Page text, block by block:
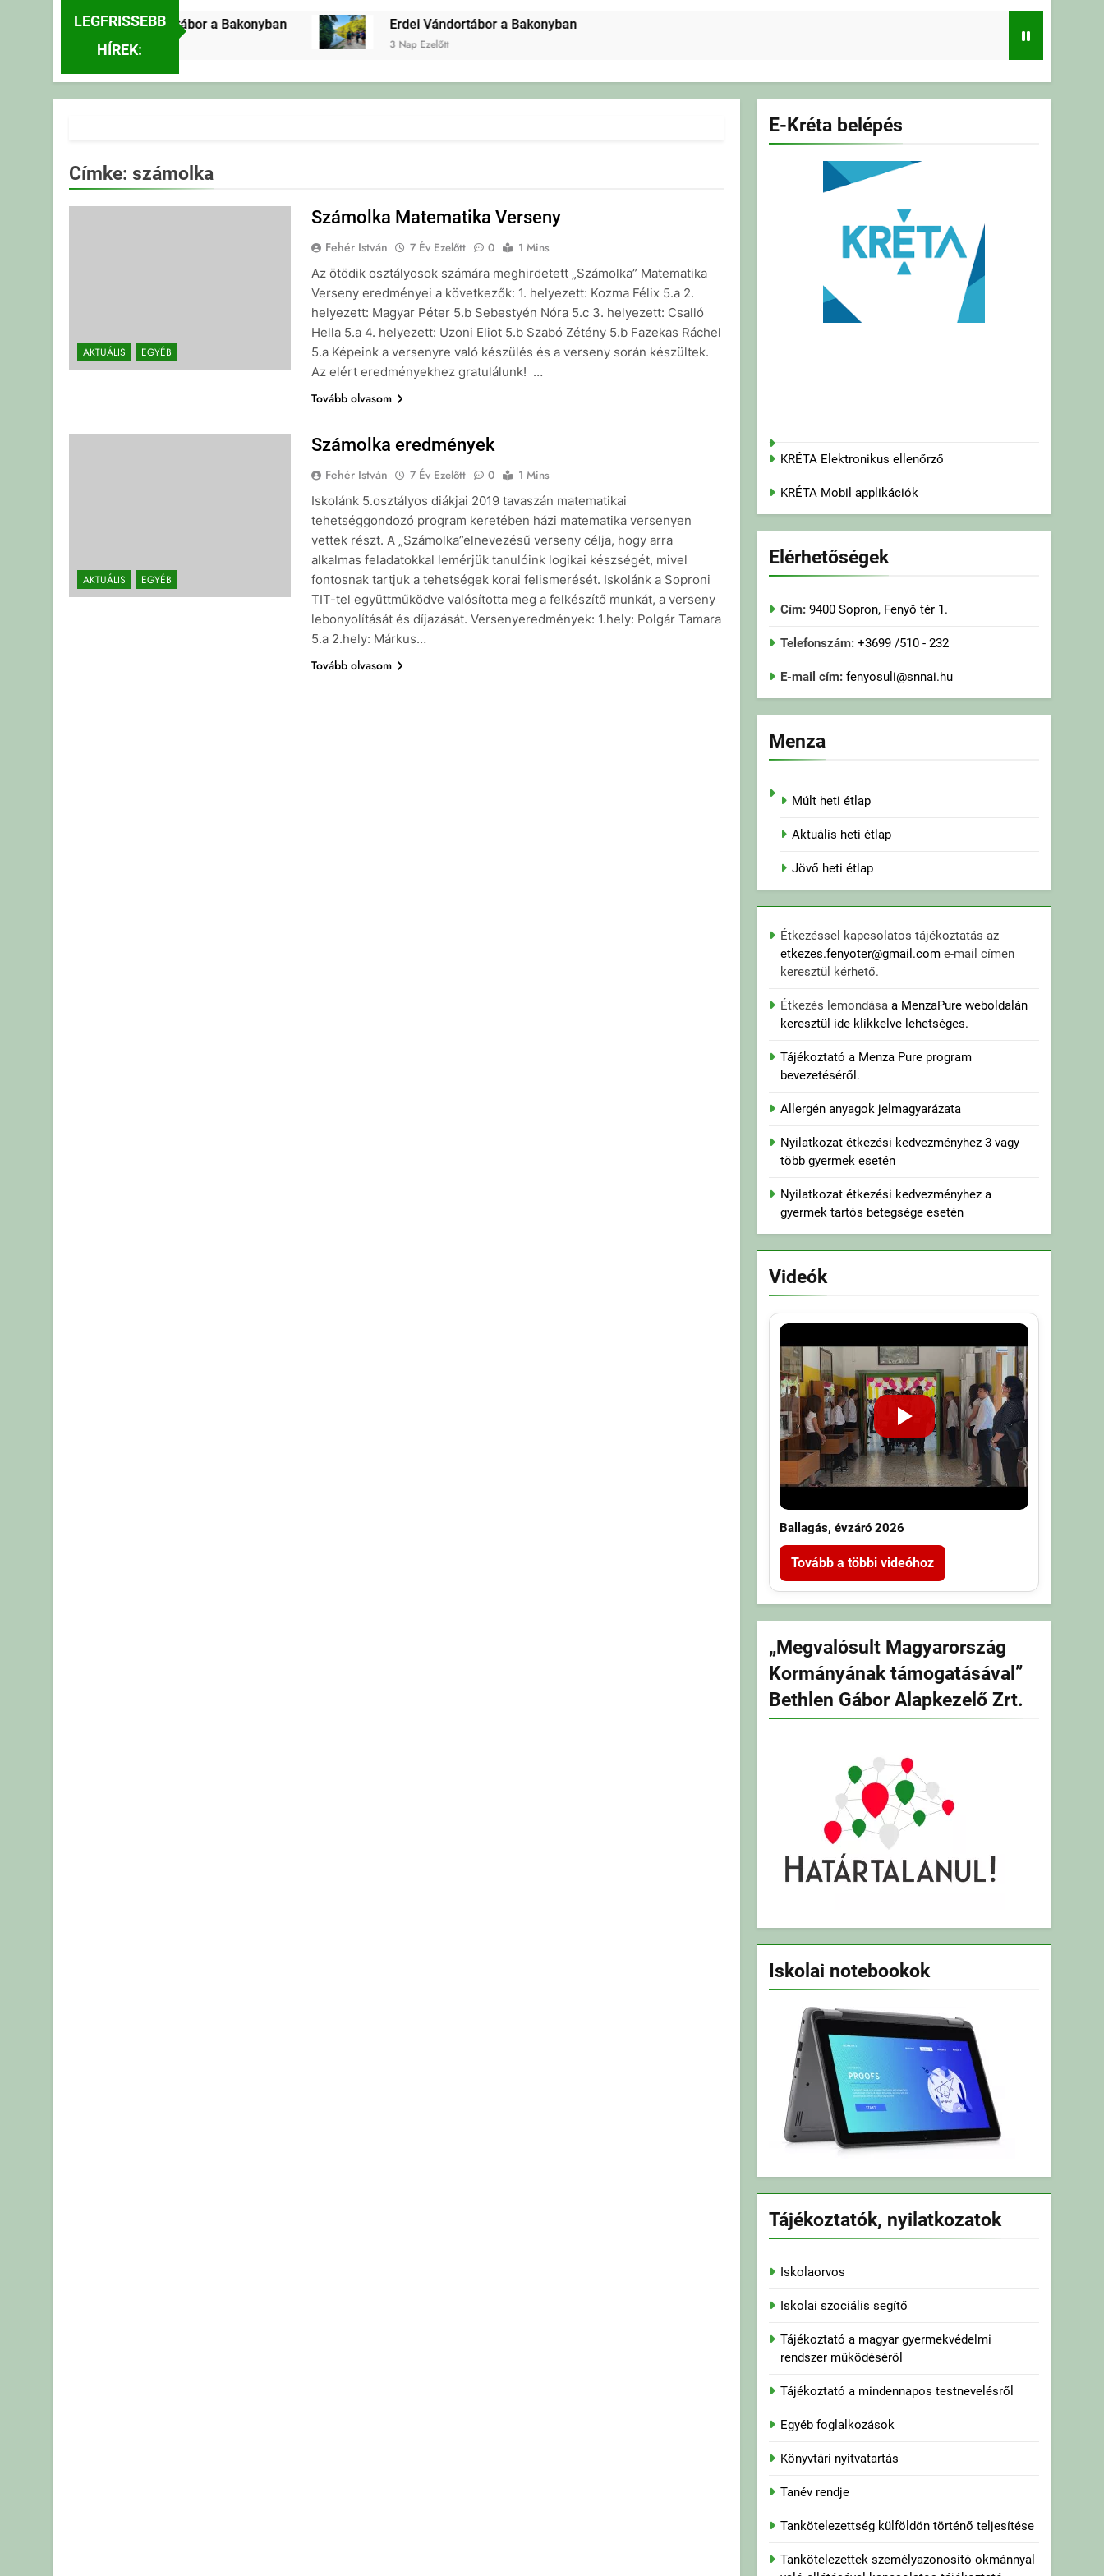
LEGFRISSEBB
HÍREK:
Erdei Vándortábor a Bakonyban
3 Nap Ezelőtt
Erdei Vándortábor a Bakonyban
3 Nap Ezelőtt
Címke: számolka
AKTUÁLIS EGYÉB
Számolka Matematika Verseny
Fehér István 7 Év Ezelőtt 0
1 Mins
Az ötödik osztályosok számára meghirdetett „Számolka” Matematika
Verseny eredményei a következők: 1. helyezett: Kozma Félix 5.a 2.
helyezett: Magyar Péter 5.b Sebestyén Nóra 5.c 3. helyezett: Csalló
Hella 5.a 4. helyezett: Uzoni Eliot 5.b Szabó Zétény 5.b Fazekas Ráchel
5.a Képeink a versenyre való készülés és a verseny során készültek.
Az elért eredményekhez gratulálunk! …
Tovább olvasom
AKTUÁLIS EGYÉB
Számolka eredmények
Fehér István 7 Év Ezelőtt 0
1 Mins
Iskolánk 5.osztályos diákjai 2019 tavaszán matematikai
tehetséggondozó program keretében házi matematika versenyen
vettek részt. A „Számolka”elnevezésű verseny célja, hogy arra
alkalmas feladatokkal lemérjük tanulóink logikai készségét, mivel
fontosnak tartjuk a tehetségek korai felismerését. Iskolánk a Soproni
TIT-tel együttműködve valósította meg a felkészítő munkát, a verseny
lebonyolítását és díjazását. Versenyeredmények: 1.hely: Polgár Tamara
5.a 2.hely: Márkus…
Tovább olvasom
E-Kréta belépés
KRÉTA Elektronikus ellenőrző
KRÉTA Mobil applikációk
Elérhetőségek
Cím: 9400 Sopron, Fenyő tér 1.
Telefonszám: +3699 /510 - 232
E-mail cím: fenyosuli@snnai.hu
Menza
Múlt heti étlap
Aktuális heti étlap
Jövő heti étlap
Étkezéssel kapcsolatos tájékoztatás az
etkezes.fenyoter@gmail.come-mail címen
keresztül kérhető.
Étkezés lemondásaa MenzaPure weboldalán
keresztül ide klikkelve lehetséges.
Tájékoztató a Menza Pure program
bevezetéséről.
Allergén anyagok jelmagyarázata
Nyilatkozat étkezési kedvezményhez 3 vagy
több gyermek esetén
Nyilatkozat étkezési kedvezményhez a
gyermek tartós betegsége esetén
Videók
Ballagás, évzáró 2026
Tovább a többi videóhoz
„Megvalósult Magyarország
Kormányának támogatásával”
Bethlen Gábor Alapkezelő Zrt.
Iskolai notebookok
Tájékoztatók, nyilatkozatok
Iskolaorvos
Iskolai szociális segítő
Tájékoztató a magyar gyermekvédelmi
rendszer működéséről
Tájékoztató a mindennapos testnevelésről
Egyéb foglalkozások
Könyvtári nyitvatartás
Tanév rendje
Tankötelezettség külföldön történő teljesítése
Tankötelezettek személyazonosító okmánnyal